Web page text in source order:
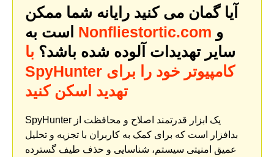
آیا گمان می کنید رایانه شما ممکن
Nonfliestortic.com
سایر تهدیدات آلوده شده باشد؟ با
SpyHunter کامپیوتر خود را برای
تهدید اسکن کنید
SpyHunter یک ابزار قدرتمند اصلاح و محافظت از
بدافزار است که برای کمک به کاربران با تجزیه و تحلیل
عمیق امنیتی سیستم، شناسایی و حذف طیف گسترده